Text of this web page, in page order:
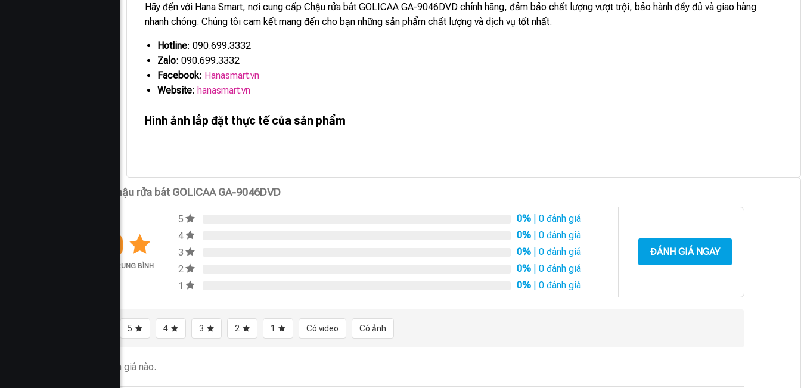
Hãy đến với Hana Smart, nơi cung cấp Chậu rửa bát GOLICAA GA-9046DVD chính hãng, đảm bảo chất lượng vượt trội, bảo hành đầy đủ và giao hàng
nhanh chóng. Chúng tôi cam kết mang đến cho bạn những sản phẩm chất lượng và dịch vụ tốt nhất.
Hotline: 090.699.3332
Zalo: 090.699.3332
Facebook: Hanasmart.vn
Website: hanasmart.vn
Hình ảnh lắp đặt thực tế của sản phẩm
Đánh giá Chậu rửa bát GOLICAA GA-9046DVD
0.0
ĐÁNH GIÁ TRUNG BÌNH
5 0%| 0 đánh giá
4
0%| 0 đánh giá
3
0%| 0 đánh giá
2
0%| 0 đánh giá
1
0%| 0 đánh giá
ĐÁNH GIÁ NGAY
5 4 3 2 1 Có video Có ảnh
Chưa có đánh giá nào.